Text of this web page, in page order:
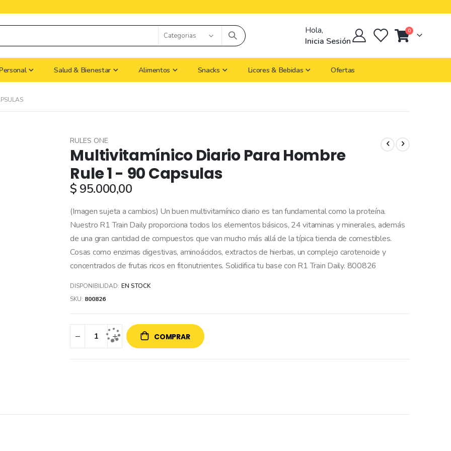
Hola,
Inicia Sesión
Cart
0artículos
Salud & Bienestar Alimentos Snacks Licores & Bebidas Ofertas
Multivitamínico Diario Para Hombre
Rule 1 - 90 Capsulas
RULES ONE
$ 95.000,00
(Imagen sujeta a cambios) Un buen multivitamínico diario es tan fundamental como la proteína.
Nuestro R1 Train Daily proporciona todos los elementos básicos, 24 vitaminas y minerales, además
de una gran cantidad de compuestos que van mucho más allá de la típica tienda de comestibles.
Cosas como enzimas digestivas, aminoácidos, extractos de hierbas, un complejo carotenoide y
concentrados de frutas ricos en fitonutrientes. Solidifica tu base con R1 Train Daily. 800826
DISPONIBILIDAD: EN STOCK
SKU 800826
COMPRAR